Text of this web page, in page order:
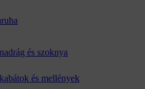
és szoknya
és mellények